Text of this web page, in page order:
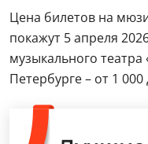
Цена билетов на
покажут 5 апреля
музыкального театра
Петербурге – от 1